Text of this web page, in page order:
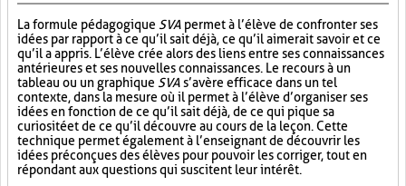
La formule pédagogique SVA permet à l’élève de confronter ses
idées par rapport à ce qu’il sait déjà, ce qu’il aimerait savoir et ce
qu’il a appris. L’élève crée alors des liens entre ses connaissances
antérieures et ses nouvelles connaissances. Le recours à un
tableau ou un graphique SVA s’avère efficace dans un tel
contexte, dans la mesure où il permet à l’élève d’organiser ses
idées en fonction de ce qu’il sait déjà, de ce qui pique sa
curiosité et de ce qu’il découvre au cours de la leçon. Cette
technique permet également à l’enseignant de découvrir les
idées préconçues des élèves pour pouvoir les corriger, tout en
répondant aux questions qui suscitent leur intérêt.